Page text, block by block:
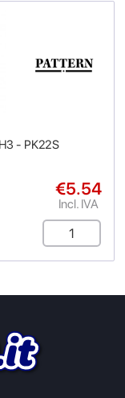
- PK22S
€5.54
Incl. IVA